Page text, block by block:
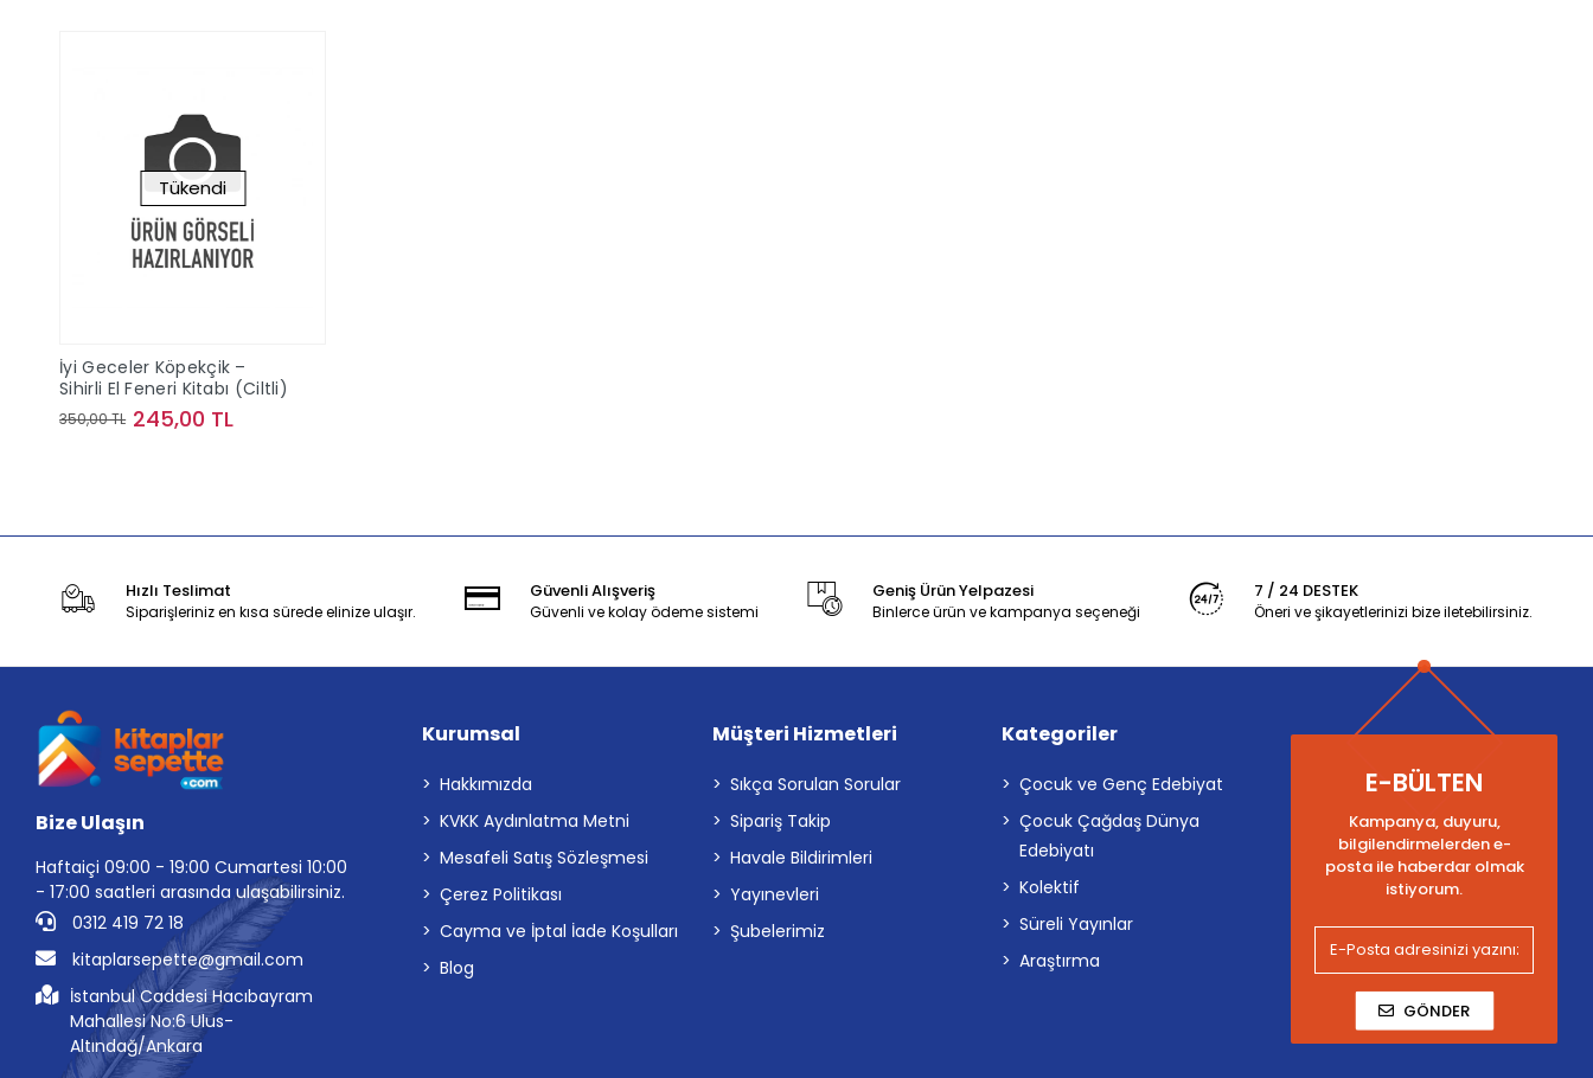
Tükendi
İyi Geceler Köpekçik –
Sihirli El Feneri Kitabı (Ciltli)
350,00 TL 245,00 TL
Hızlı Teslimat
Siparişleriniz en kısa sürede elinize ulaşır.
Güvenli Alışveriş
Güvenli ve kolay ödeme sistemi
Geniş Ürün Yelpazesi
Binlerce ürün ve kampanya seçeneği
7 / 24 DESTEK
Öneri ve şikayetlerinizi bize iletebilirsiniz.
Bize Ulaşın
Haftaiçi 09:00 - 19:00 Cumartesi 10:00
- 17:00 saatleri arasında ulaşabilirsiniz.
0312 419 72 18
kitaplarsepette@gmail.com
İstanbul Caddesi Hacıbayram
Mahallesi No:6 Ulus-
Altındağ/Ankara
Kurumsal
Hakkımızda
KVKK Aydınlatma Metni
Mesafeli Satış Sözleşmesi
Çerez Politikası
Cayma ve İptal İade Koşulları
Blog
Müşteri Hizmetleri
Sıkça Sorulan Sorular
Sipariş Takip
Havale Bildirimleri
Yayınevleri
Şubelerimiz
Kategoriler
Çocuk ve Genç Edebiyat
Çocuk Çağdaş Dünya
Edebiyatı
Kolektif
Süreli Yayınlar
Araştırma
E-BÜLTEN
Kampanya, duyuru,
bilgilendirmelerden e-
posta ile haberdar olmak
istiyorum.
GÖNDER